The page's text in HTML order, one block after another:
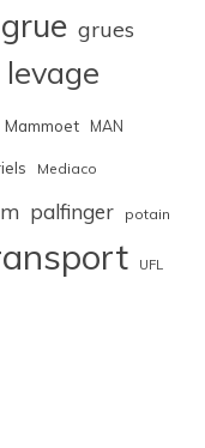
grue grues
levage
Mammoet MAN
Mediaco
palfinger potain
UFL